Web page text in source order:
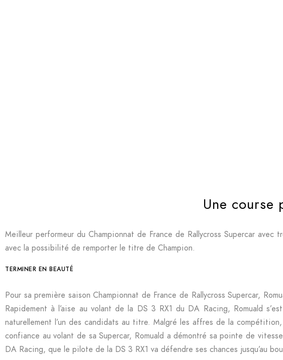
Une course
Meilleur performeur du Championnat de France de Rallycross Supercar avec
avec la possibilité de remporter le titre de Champion.
TERMINER EN BEAUTÉ
Pour sa première saison Championnat de France de Rallycross Supercar,
Rapidement à l’aise au volant de la DS 3 RX1 du DA Racing, Romuald
naturellement l’un des candidats au titre. Malgré les affres de la
confiance au volant de sa Supercar, Romuald a démontré sa pointe de
DA Racing, que le pilote de la DS 3 RX1 va défendre ses chances jusqu’au